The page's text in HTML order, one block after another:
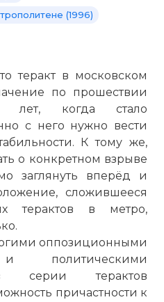
(1996)
теракт в московском
по прошествии
лет, когда стало
с него нужно вести
К тому же,
о конкретном взрыве
заглянуть вперёд и
сложившееся
терактов в метро,
оппозиционными
политическими
серии терактов
причастности к